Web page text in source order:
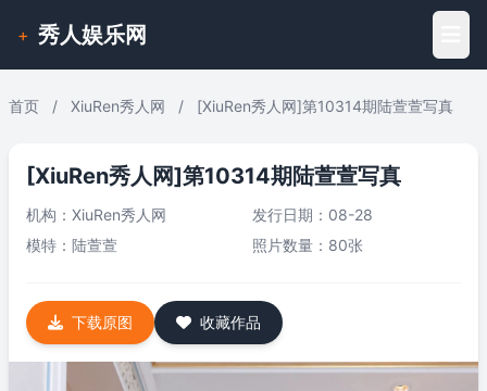
+ 秀人娱乐网
首页 / XiuRen秀人网 / [XiuRen秀人网]第10314期陆萱萱写真
[XiuRen秀人网]第10314期陆萱萱写真
机构： XiuRen秀人网
发行日期：08-28
模特： 陆萱萱 照片数量：80张
下载原图 收藏作品